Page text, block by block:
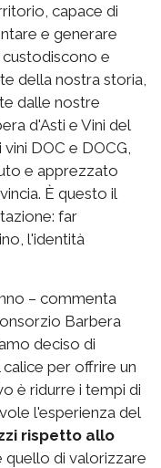
capace di
e generare
e
della nostra storia,
dalle nostre
d'Asti e Vini del
DOC e DOCG,
e apprezzato
È questo il
far
l'identità
– commenta
Barbera
deciso di
per offrire un
è ridurre i tempi di
l'esperienza del
rispetto allo
quello di valorizzare